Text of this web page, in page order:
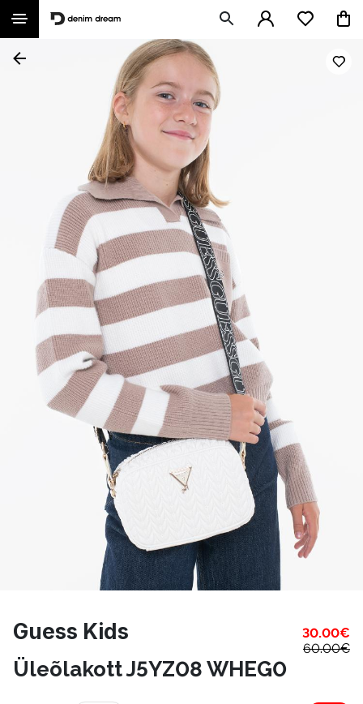
Guess Kids 30.00€
60.00€
Üleõlakott J5YZ08 WHEG0